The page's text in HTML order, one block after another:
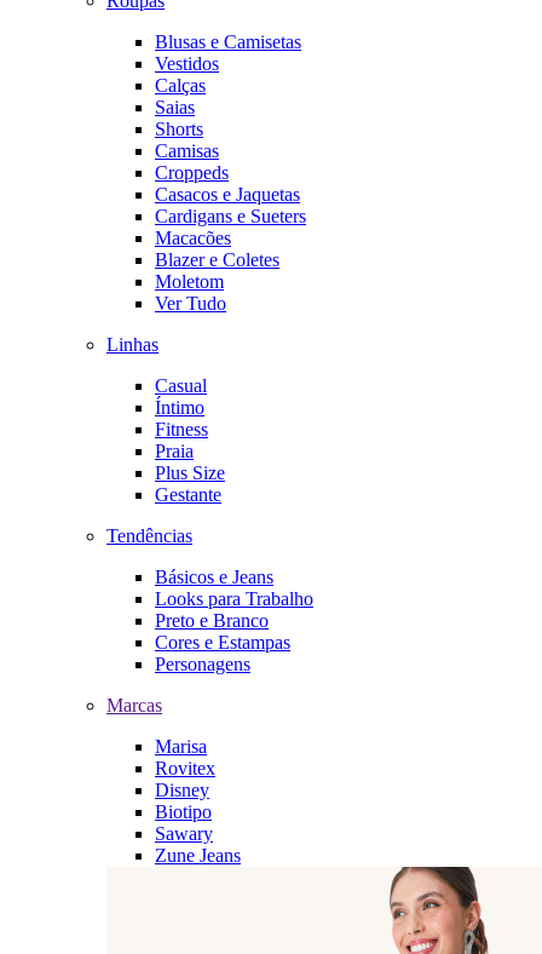
Blusas e Camisetas
Vestidos
Calças
Saias
Shorts
Camisas
Croppeds
Casacos e Jaquetas
Cardigans e Sueters
Macacões
Blazer e Coletes
Moletom
Ver Tudo
Linhas
Casual
Íntimo
Fitness
Praia
Plus Size
Gestante
Tendências
Básicos e Jeans
Looks para Trabalho
Preto e Branco
Cores e Estampas
Personagens
Marcas
Marisa
Rovitex
Disney
Biotipo
Sawary
Zune Jeans